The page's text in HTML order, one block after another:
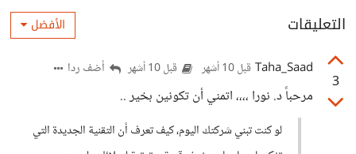
التعليقات الأفضل
3
Taha_Saad قبل 10 أشهر قبل 10 أشهر أضف ردا
مرحباً د. نورا ،،،، اتمني أن تكونين بخير ..
لو كنت تبني شركتك اليوم، كيف تعرف أن التقنية الجديدة التي